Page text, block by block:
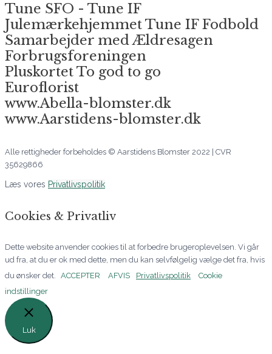
Tune SFO - Tune IF
Julemærkehjemmet Tune IF Fodbold
Samarbejder med Ældresagen
Forbrugsforeningen
Pluskortet To god to go
Euroflorist
www.Abella-blomster.dk
www.Aarstidens-blomster.dk
Alle rettigheder forbeholdes © Aarstidens Blomster 2022 | CVR
35629866
Læs vores Privatlivspolitik
Cookies & Privatliv
Dette website anvender cookies til at forbedre brugeroplevelsen. Vi går
ud fra, at du er ok med dette, men du kan selvfølgelig vælge det fra, hvis
du ønsker det. ACCEPTER AFVIS Privatlivspolitik
Cookie
indstillinger
Luk